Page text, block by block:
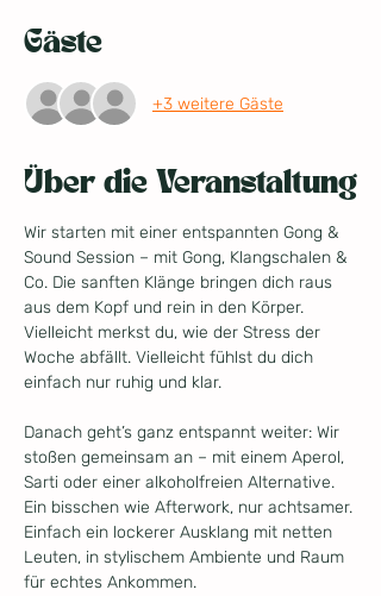
Gäste
+3 weitere Gäste
Über die Veranstaltung
Wir starten mit einer entspannten Gong &
Sound Session – mit Gong, Klangschalen &
Co. Die sanften Klänge bringen dich raus
aus dem Kopf und rein in den Körper.
Vielleicht merkst du, wie der Stress der
Woche abfällt. Vielleicht fühlst du dich
einfach nur ruhig und klar.
Danach geht’s ganz entspannt weiter: Wir
stoßen gemeinsam an – mit einem Aperol,
Sarti oder einer alkoholfreien Alternative.
Ein bisschen wie Afterwork, nur achtsamer.
Einfach ein lockerer Ausklang mit netten
Leuten, in stylischem Ambiente und Raum
für echtes Ankommen.